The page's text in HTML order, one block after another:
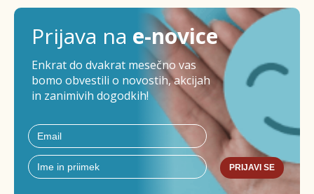
Prijava na e-novice
Enkrat do dvakrat mesečno vas
bomo obvestili o novostih, akcijah
in zanimivih dogodkih!
PRIJAVI SE